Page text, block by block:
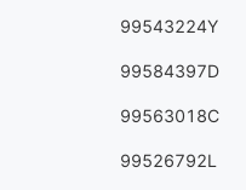
99543224Y
99584397D
99563018C
99526792L